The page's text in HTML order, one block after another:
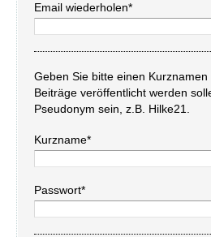
Email wiederholen*
Geben Sie bitte einen
Beiträge veröffentlicht werden
Pseudonym sein, z.B. Hilke21.
Kurzname*
Passwort*